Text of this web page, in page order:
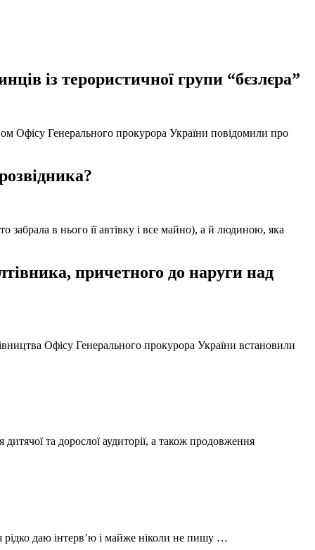
із терористичної групи “бєзлєра”
Офісу Генерального прокурора України повідомили про
в нього її автівку і все майно), а й людиною, яка
причетного до наруги над
Офісу Генерального прокурора України встановили
та дорослої аудиторії, а також продовження
рідко даю інтерв’ю і майже ніколи не пишу …